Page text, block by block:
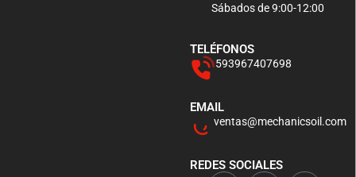
Sábados de 9:00-12:00
TELÉFONOS
593967407698
EMAIL
ventas@mechanicsoil.com
REDES SOCIALES